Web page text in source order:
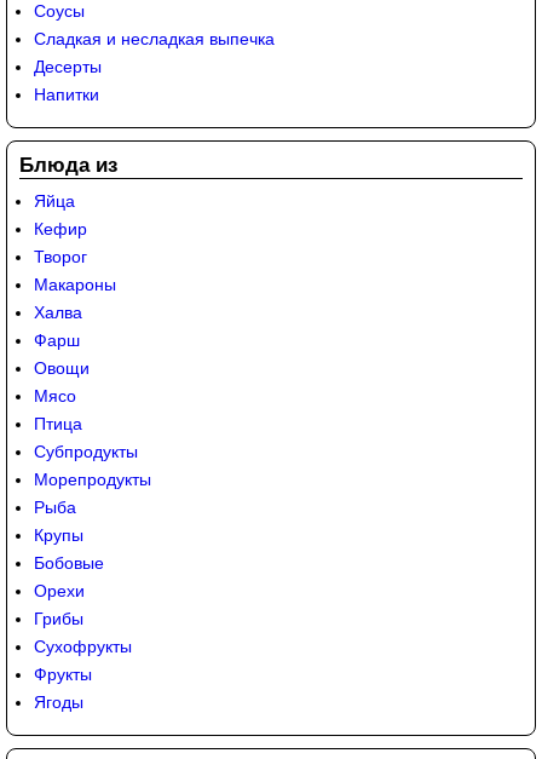
Соусы
Сладкая и несладкая выпечка
Десерты
Напитки
Блюда из
Яйца
Кефир
Творог
Макароны
Халва
Фарш
Овощи
Мясо
Птица
Субпродукты
Морепродукты
Рыба
Крупы
Бобовые
Орехи
Грибы
Сухофрукты
Фрукты
Ягоды